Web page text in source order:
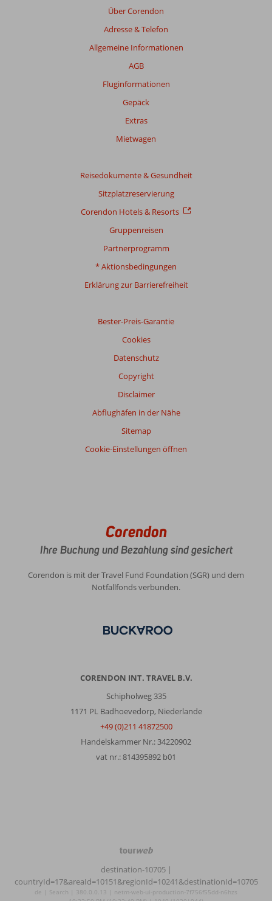
Über Corendon
Adresse & Telefon
Allgemeine Informationen
AGB
Fluginformationen
Gepäck
Extras
Mietwagen
Reisedokumente & Gesundheit
Sitzplatzreservierung
Corendon Hotels & Resorts
Gruppenreisen
Partnerprogramm
* Aktionsbedingungen
Erklärung zur Barrierefreiheit
Bester-Preis-Garantie
Cookies
Datenschutz
Copyright
Disclaimer
Abflughäfen in der Nähe
Sitemap
Cookie-Einstellungen öffnen
Corendon
Ihre Buchung und Bezahlung sind gesichert
Corendon is mit der Travel Fund Foundation (SGR) und dem
Notfallfonds verbunden.
CORENDON INT. TRAVEL B.V.
Schipholweg 335
1171 PL Badhoevedorp, Niederlande
+49 (0)211 41872500
Handelskammer Nr.: 34220902
vat nr.: 814395892 b01
TourWeb
NetMatch
destination-10705 |
countryId=17&areaId=10151&regionId=10241&destinationId=10705
de | Search | 380.0.0.13 | netm-web-ui-production-7f756f55dd-n6hzs